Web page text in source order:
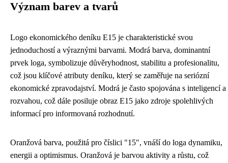
Význam barev a tvarů
Logo ekonomického deníku E15 je charakteristické svou
jednoduchostí a výraznými barvami. Modrá barva, dominantní
prvek loga, symbolizuje důvěryhodnost, stabilitu a profesionalitu,
což jsou klíčové atributy deníku, který se zaměřuje na seriózní
ekonomické zpravodajství. Modrá je často spojována s inteligencí a
rozvahou, což dále posiluje obraz E15 jako zdroje spolehlivých
informací pro informovaná rozhodnutí.
Oranžová barva, použitá pro číslici "15", vnáší do loga dynamiku,
energii a optimismus. Oranžová je barvou aktivity a růstu, což